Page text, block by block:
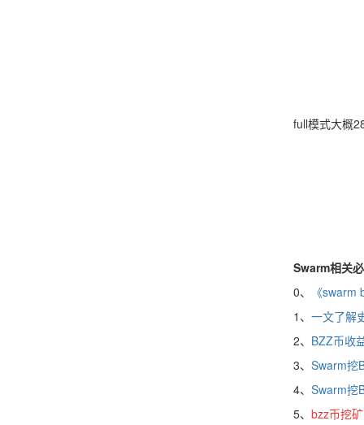
full模式大概
Swarm相关
0、
《
1、 一文了解
2、 BZZ币收
3、 Swarm挖
4、 Swarm挖
5、 bzz币挖